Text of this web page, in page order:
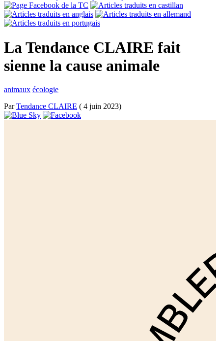
La Tendance CLAIRE fait
sienne la cause animale
animaux écologie
ParTendance CLAIRE ( 4 juin 2023)